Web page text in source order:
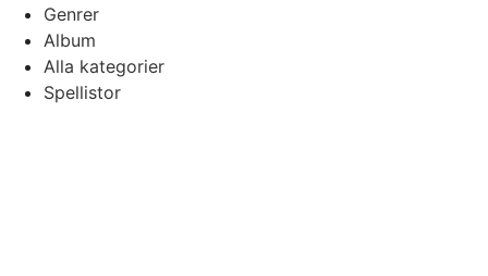
Genrer
Album
Alla kategorier
Spellistor